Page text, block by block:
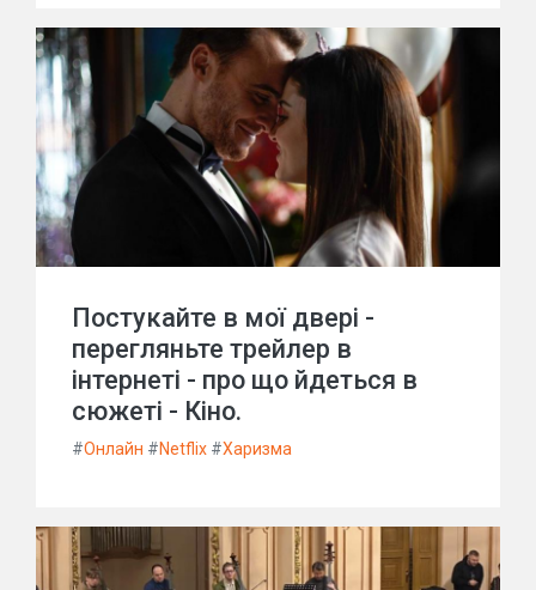
Постукайте в мої двері -
перегляньте трейлер в
інтернеті - про що йдеться в
сюжеті - Кіно.
#Онлайн #Netflix #Харизма